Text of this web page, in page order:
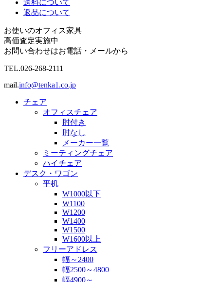
送料について
返品について
お使いのオフィス家具
高価査定実施中
お問い合わせはお電話・メールから
TEL.026-268-2111
mail.info@tenka1.co.jp
チェア
オフィスチェア
肘付き
肘なし
メーカー一覧
ミーティングチェア
ハイチェア
デスク・ワゴン
平机
W1000以下
W1100
W1200
W1400
W1500
W1600以上
フリーアドレス
幅～2400
幅2500～4800
幅4900～